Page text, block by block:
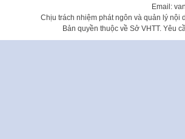
Email:
Chịu trách nhiệm phát ngôn và quản lý nội
Bản quyền thuộc về Sở VHTT. Yêu